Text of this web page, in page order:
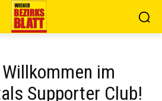
im
Supporter Club!